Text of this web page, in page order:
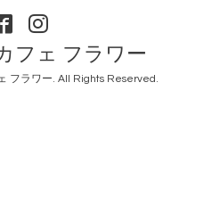
フェ フラワー
フラワー. All Rights Reserved.